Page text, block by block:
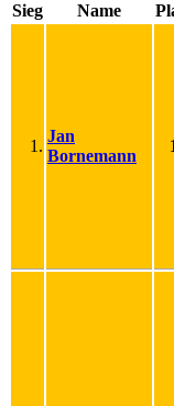
Sieg Name
1.
Jan
Bornemann